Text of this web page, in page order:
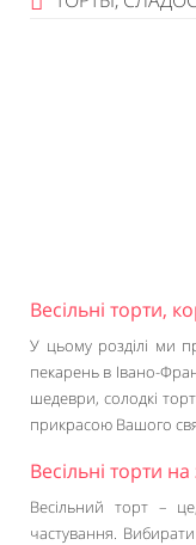
Весільні торти,
У цьому розділі ми
пекарень в Івано-
шедеври, солодкі
прикрасою Вашого
Весільні торти
Весільний торт –
частування.